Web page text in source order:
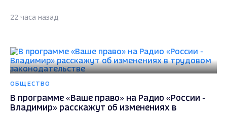
22 часа назад
ОБЩЕСТВО
В программе «Ваше право» на Радио «России -
Владимир» расскажут об изменениях в